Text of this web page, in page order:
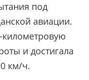
под
авиации.
и достигала
км/ч.